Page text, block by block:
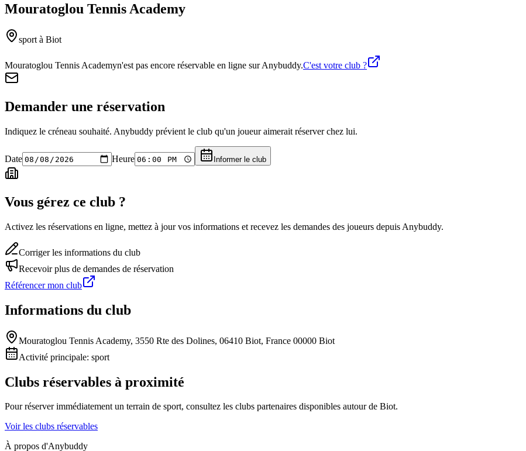
Mouratoglou Tennis Academy
sport à Biot
Mouratoglou Tennis Academyn'est pas encore réservable en ligne sur Anybuddy.C'est votre club ?
Demander une réservation
Indiquez le créneau souhaité. Anybuddy prévient le club qu'un joueur aimerait réserver chez lui.
Date Heure Informer le club
Vous gérez ce club ?
Activez les réservations en ligne, mettez à jour vos informations et recevez les demandes des joueurs depuis Anybuddy.
Corriger les informations du club
Recevoir plus de demandes de réservation
Référencer mon club
Informations du club
Mouratoglou Tennis Academy, 3550 Rte des Dolines, 06410 Biot, France 00000 Biot
Activité principale: sport
Clubs réservables à proximité
Pour réserver immédiatement un terrain de sport, consultez les clubs partenaires disponibles autour de Biot.
Voir les clubs réservables
À propos d'Anybuddy